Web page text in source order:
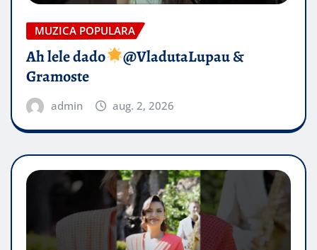
MUZICA POPULARA
Ah lele dado​
@VladutaLupau &
Gramoste
admin aug. 2, 2026